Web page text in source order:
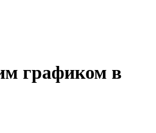
графиком в